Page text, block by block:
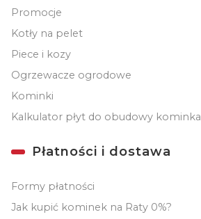
Promocje
Kotły na pelet
Piece i kozy
Ogrzewacze ogrodowe
Kominki
Kalkulator płyt do obudowy kominka
Płatności i dostawa
Formy płatności
Jak kupić kominek na Raty 0%?